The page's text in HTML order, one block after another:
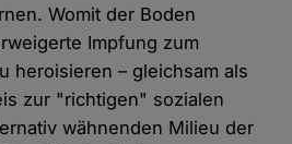
Womit der Boden
Impfung zum
heroisieren – gleichsam als
zur "richtigen" sozialen
wähnenden Milieu der